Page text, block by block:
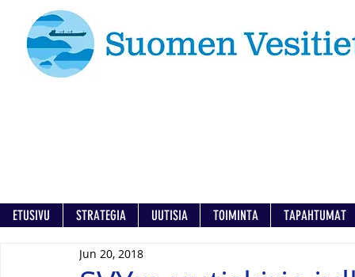
ETUSIVU STRATEGIA UUTISIA TOIMINTA TAPAHTUMAT
Jun 20, 2018